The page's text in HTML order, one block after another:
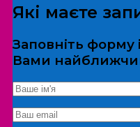
*Дані не
Екскурсія/локація
Які маєте
Заповніть форму
Вами